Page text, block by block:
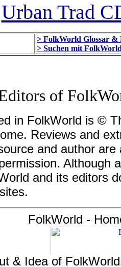
Urban Trad
> FolkWorld Glossar &
> Suchen mit
of
in FolkWorld is ©
Reviews and
and author
Although
and its editors
FolkWorld -
& Idea of